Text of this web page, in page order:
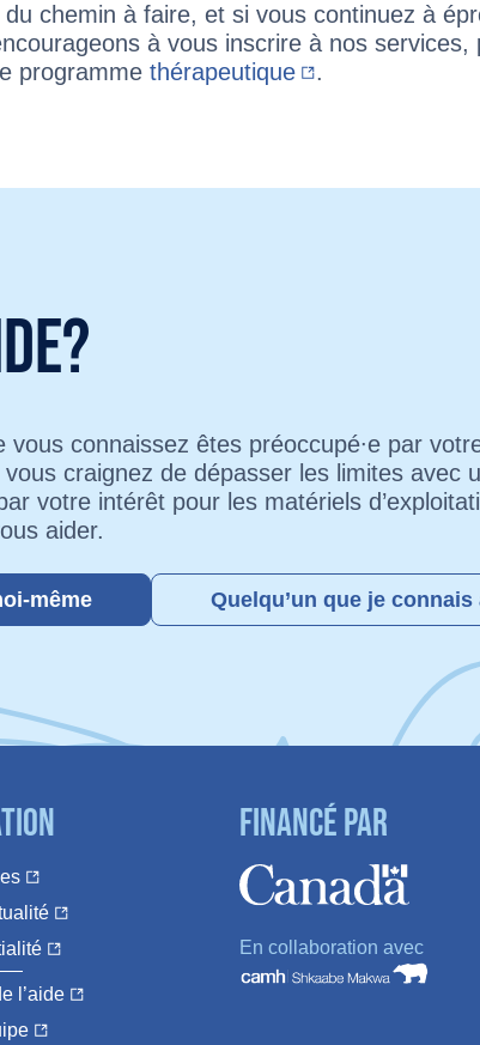
du chemin à faire, et si vous continuez à
à vous inscrire à nos services,
programmethérapeutique .
vous connaissez êtes préoccupé∙e par
craignez de dépasser les limites avec
votre intérêt pour les matériels
aider.
même Quelqu’un que je connais
l’aide
Financé par
En collaboration avec